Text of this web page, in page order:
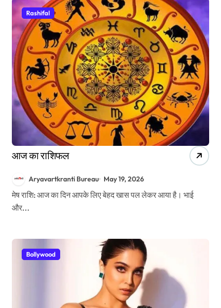
Rashifal
आज का राशिफल
Aryavartkranti Bureau May 19, 2026
मेष राशि: आज का दिन आपके लिए बेहद खास पल लेकर आया है। भाई
और...
Bollywood